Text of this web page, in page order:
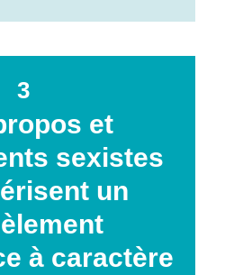
3
et
sexistes
un
à caractère